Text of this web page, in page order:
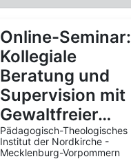
Online-Seminar:
Kollegiale
Beratung und
Supervision mit
Gewaltfreier…
Pädagogisch-Theologisches
Institut der Nordkirche -
Mecklenburg-Vorpommern